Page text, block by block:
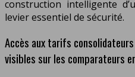
construction intelligente
levier essentiel de sécurité.
Accès aux tarifs
visibles sur les comparateurs